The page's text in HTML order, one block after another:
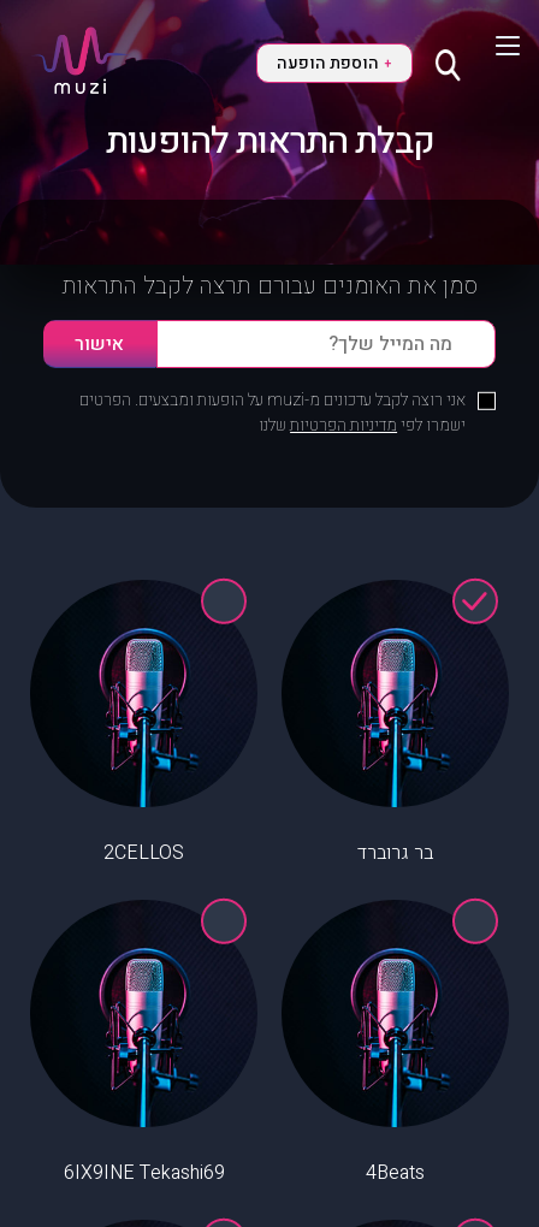
+ הוספת הופעה
קבלת התראות להופעות
סמן את האומנים עבורם תרצה לקבל התראות
אני רוצה לקבל עדכונים מ-muzi על הופעות ומבצעים. הפרטים
ישמרו לפימדיניות הפרטיותשלנו
בר גרוברד 2CELLOS
4Beats
6IX9INE Tekashi69